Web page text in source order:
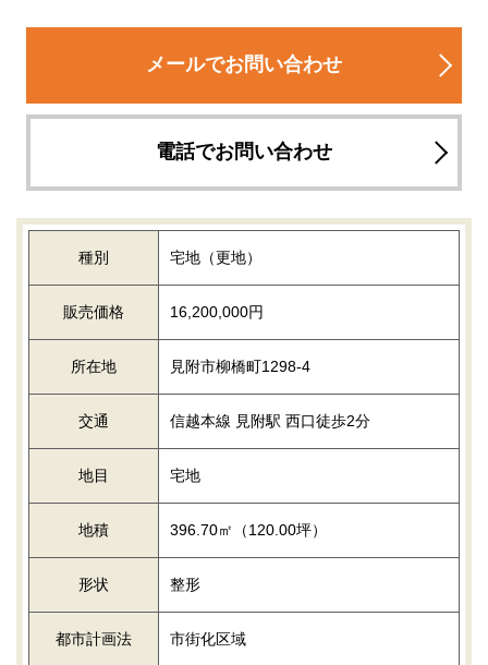
メールでお問い合わせ
電話でお問い合わせ
種別 宅地（更地）
販売価格 16,200,000円
所在地 見附市柳橋町1298-4
交通 信越本線 見附駅 西口徒歩2分
地目 宅地
地積 396.70㎡（120.00坪）
形状 整形
都市計画法 市街化区域